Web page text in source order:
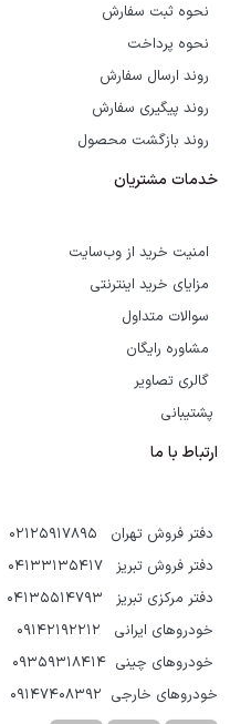
نحوه ثبت سفارش
نحوه پرداخت
روند ارسال سفارش
روند پیگیری سفارش
روند بازگشت محصول
خدمات مشتریان
امنیت خرید از وب‌سایت
مزایای خرید اینترنتی
سوالات متداول
مشاوره رایگان
گالری تصاویر
پشتیبانی
ارتباط با ما
دفتر فروش تهران 02125917895
دفتر فروش تبریز 04133135417
دفتر مرکزی تبریز 04135514793
خودروهای ایرانی 09142192212
خودروهای چینی 09359318414
خودروهای خارجی 09147408392